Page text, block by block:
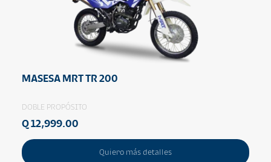
MASESA MRT TR 200
DOBLE PROPÓSITO
Q 12,999.00
Quiero más detalles